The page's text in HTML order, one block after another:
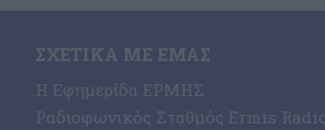
ΣΧΕΤΙΚΆ ΜΕ ΕΜΆΣ
Η Εφημερίδα ΕΡΜΗΣ
Ραδιοφωνικός Σταθμός Ermis